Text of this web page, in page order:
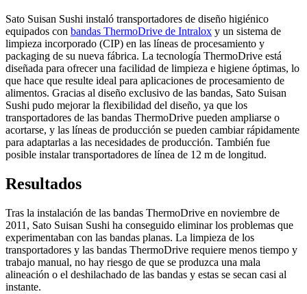
Sato Suisan Sushi instaló transportadores de diseño higiénico
equipados con bandas ThermoDrive de Intralox y un sistema de
limpieza incorporado (CIP) en las líneas de procesamiento y
packaging de su nueva fábrica. La tecnología ThermoDrive está
diseñada para ofrecer una facilidad de limpieza e higiene óptimas, lo
que hace que resulte ideal para aplicaciones de procesamiento de
alimentos. Gracias al diseño exclusivo de las bandas, Sato Suisan
Sushi pudo mejorar la flexibilidad del diseño, ya que los
transportadores de las bandas ThermoDrive pueden ampliarse o
acortarse, y las líneas de producción se pueden cambiar rápidamente
para adaptarlas a las necesidades de producción. También fue
posible instalar transportadores de línea de 12 m de longitud.
Resultados
Tras la instalación de las bandas ThermoDrive en noviembre de
2011, Sato Suisan Sushi ha conseguido eliminar los problemas que
experimentaban con las bandas planas. La limpieza de los
transportadores y las bandas ThermoDrive requiere menos tiempo y
trabajo manual, no hay riesgo de que se produzca una mala
alineación o el deshilachado de las bandas y estas se secan casi al
instante.